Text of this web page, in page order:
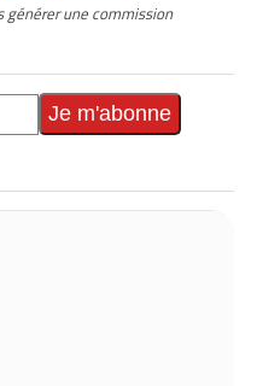
générer une commission